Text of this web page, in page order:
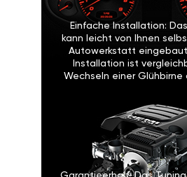
Einfache Installation:
kann leicht von Ihnen
Autowerkstatt
Installation ist
Wechseln einer Glühbirne